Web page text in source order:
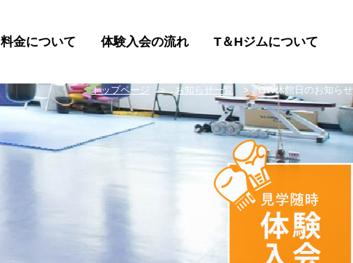
料金について 体験入会の流れ T＆Hジムについて
トップページ お知らせ一覧 GW休館日のお知らせ